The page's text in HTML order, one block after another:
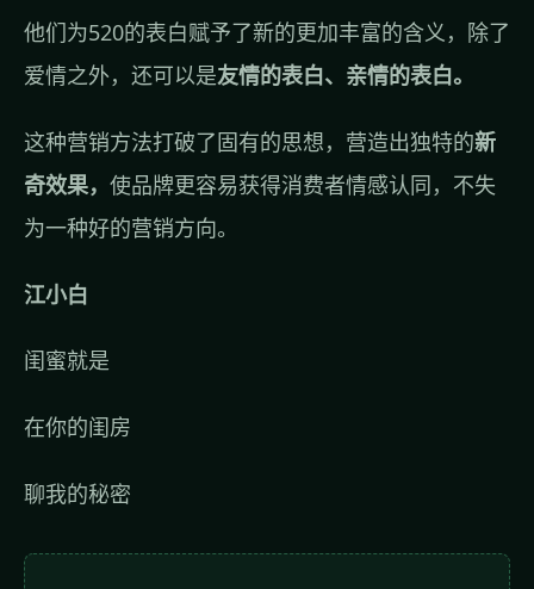
他们为520的表白赋予了新的更加丰富的含义，除了
爱情之外，还可以是友情的表白、亲情的表白。
这种营销方法打破了固有的思想，营造出独特的新
奇效果， 使品牌更容易获得消费者情感认同，不失
为一种好的营销方向。
江小白
闺蜜就是
在你的闺房
聊我的秘密